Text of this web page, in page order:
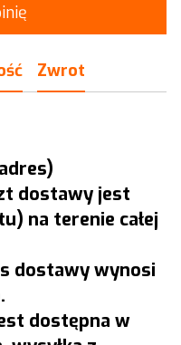
Zwrot
dostawy jest
na terenie całej
dostawy wynosi
dostępna w